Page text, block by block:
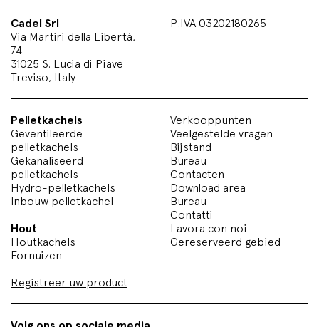
Cadel Srl
Via Martiri della Libertà,
74
31025 S. Lucia di Piave
Treviso, Italy
P.IVA 03202180265
Pelletkachels
Geventileerde
pelletkachels
Gekanaliseerd
pelletkachels
Hydro-pelletkachels
Inbouw pelletkachel
Hout
Houtkachels
Fornuizen
Registreer uw product
Verkooppunten
Veelgestelde vragen
Bijstand
Bureau
Contacten
Download area
Bureau
Contatti
Lavora con noi
Gereserveerd gebied